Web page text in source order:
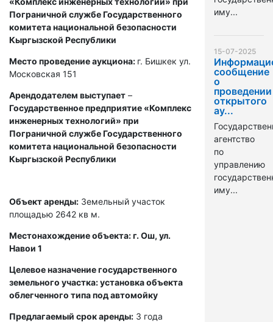
Пограничной службе Государственного
комитета национальной безопасности
Кыргызской Республики
Место проведение аукциона: г. Бишкек ул.
Московская 151
Арендодателем выступает –
Государственное предприятие «Комплекс
инженерных технологий» при
Пограничной службе Государственного
комитета национальной безопасности
Кыргызской Республики
Объект аренды: Земельный участок
площадью 2642 кв м.
Местонахождение объекта: г. Ош, ул.
Навои 1
Целевое назначение государственного
земельного участка: установка объекта
облегченного типа под автомойку
Предлагаемый срок аренды: 3 года
иму...
15-07-2025
сообщение
о
проведении
открытого
ау...
агентство
по
управлению
иму...